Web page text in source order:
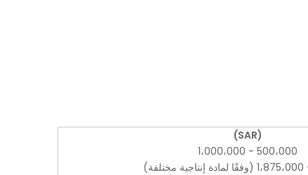
(SAR)
500،000 - 1،000،000